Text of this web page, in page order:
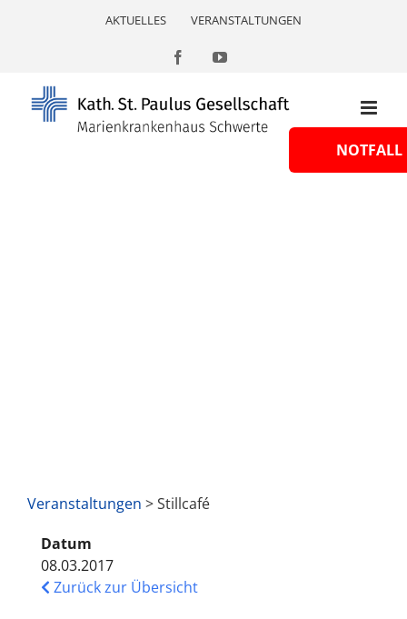
AKTUELLES VERANSTALTUNGEN
FacebookYouTube
Veranstaltungen > Stillcafé
Datum
08.03.2017
Zurück zur Übersicht
NOTFALL